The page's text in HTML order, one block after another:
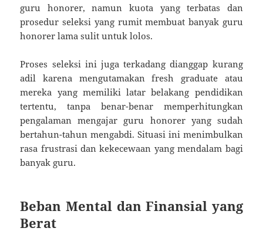
guru honorer, namun kuota yang terbatas dan
prosedur seleksi yang rumit membuat banyak guru
honorer lama sulit untuk lolos.
Proses seleksi ini juga terkadang dianggap kurang
adil karena mengutamakan fresh graduate atau
mereka yang memiliki latar belakang pendidikan
tertentu, tanpa benar-benar memperhitungkan
pengalaman mengajar guru honorer yang sudah
bertahun-tahun mengabdi. Situasi ini menimbulkan
rasa frustrasi dan kekecewaan yang mendalam bagi
banyak guru.
Beban Mental dan Finansial yang
Berat